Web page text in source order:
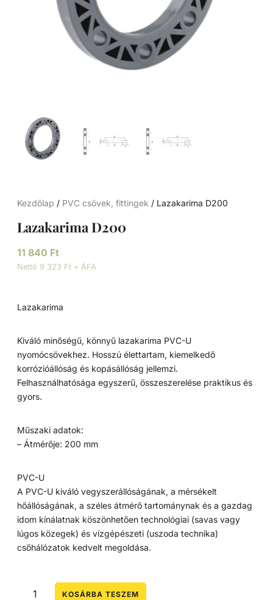
Kezdőlap / PVC csövek, fittingek / Lazakarima D200
Lazakarima D200
11 840 Ft
Nettó 9 323 Ft + ÁFA
Lazakarima
Kiváló minőségű, könnyű lazakarima PVC-U
nyomócsövekhez. Hosszú élettartam, kiemelkedő
korrózióállóság és kopásállóság jellemzi.
Felhasználhatósága egyszerű, összeszerelése praktikus és
gyors.
Műszaki adatok:
– Átmérője: 200 mm
PVC-U
A PVC-U kiváló vegyszerállóságának, a mérsékelt
hőállóságának, a széles átmérő tartománynak és a gazdag
idom kínálatnak köszönhetően technológiai (savas vagy
lúgos közegek) és vízgépészeti (uszoda technika)
csőhálózatok kedvelt megoldása.
KOSÁRBA TESZEM